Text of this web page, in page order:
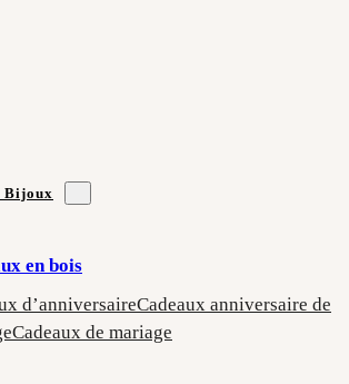
Bijoux
en bois
d’anniversaireCadeaux anniversaire de
Cadeaux de mariage